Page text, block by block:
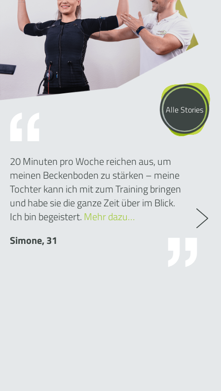
Alle Stories
20 Minuten pro Woche reichen aus, um
meinen Beckenboden zu stärken – meine
Tochter kann ich mit zum Training bringen
und habe sie die ganze Zeit über im Blick.
Ich bin begeistert.Mehr dazu…
Simone, 31